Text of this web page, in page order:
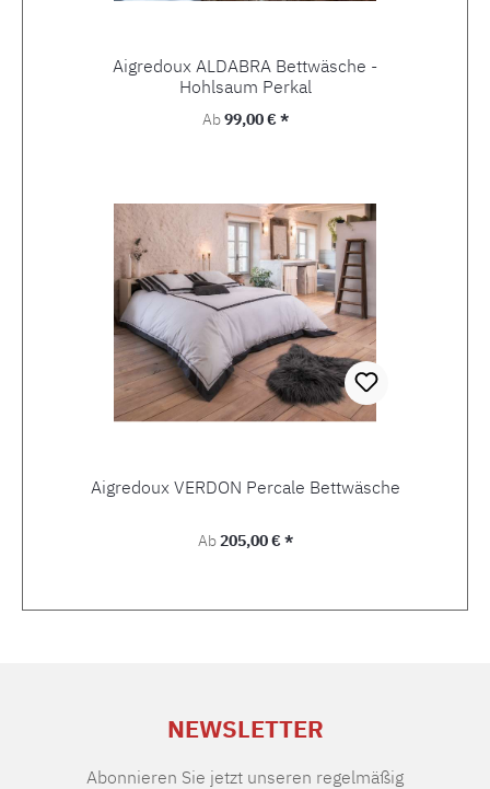
Aigredoux ALDABRA Bettwäsche -
Hohlsaum Perkal
Regulärer Preis:
Ab99,00 € *
Aigredoux VERDON Percale Bettwäsche
Regulärer Preis:
Ab205,00 € *
NEWSLETTER
Abonnieren Sie jetzt unseren regelmäßig